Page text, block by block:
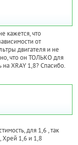
кажется, что
от
двигателя и не
что он ТОЛЬКО для
на XRAY 1,8? Спасибо.
для 1,6 , так
Хрей 1,6 и 1,8